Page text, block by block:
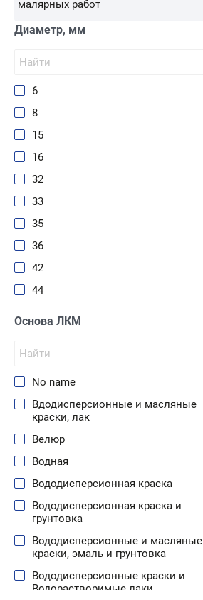
малярных работ
Диаметр, мм
6
8
15
16
32
33
35
36
42
44
50
55
58
67
71
72
78
84
98
Основа ЛКМ
No name
Вдодисперсионные и масляные
краски, лак
Велюр
Водная
Вододисперсионная краска
Вододисперсионная краска и
грунтовка
Вододисперсионные и масляные
краски, эмаль и грунтовка
Вододисперсионные краски и
Водорастворимые лаки